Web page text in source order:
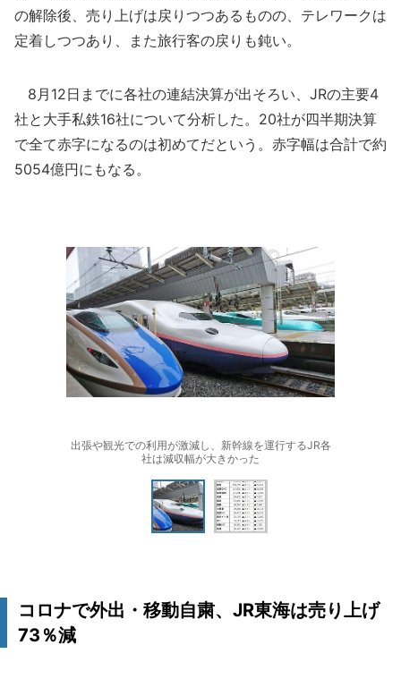
の解除後、売り上げは戻りつつあるものの、テレワークは
定着しつつあり、また旅行客の戻りも鈍い。
8月12日までに各社の連結決算が出そろい、JRの主要4
社と大手私鉄16社について分析した。20社が四半期決算
で全て赤字になるのは初めてだという。赤字幅は合計で約
5054億円にもなる。
出張や観光での利用が激減し、新幹線を運行するJR各
社は減収幅が大きかった
コロナで外出・移動自粛、JR東海は売り上げ
73％減